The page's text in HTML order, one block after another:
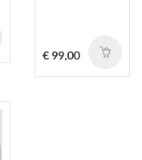
€ 99,00